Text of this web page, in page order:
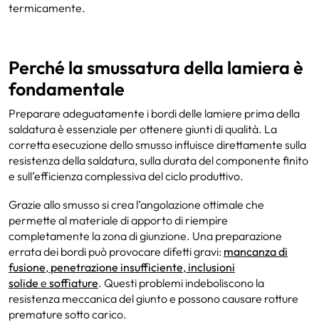
termicamente.
Perché la smussatura della lamiera è
fondamentale
Preparare adeguatamente i bordi delle lamiere prima della
saldatura è essenziale per ottenere giunti di qualità. La
corretta esecuzione dello smusso influisce direttamente sulla
resistenza della saldatura, sulla durata del componente finito
e sull’efficienza complessiva del ciclo produttivo.
Grazie allo smusso si crea l’angolazione ottimale che
permette al materiale di apporto di riempire
completamente la zona di giunzione. Una preparazione
errata dei bordi può provocare difetti gravi: mancanza di
fusione, penetrazione insufficiente, inclusioni
solide e soffiature. Questi problemi indeboliscono la
resistenza meccanica del giunto e possono causare rotture
premature sotto carico.